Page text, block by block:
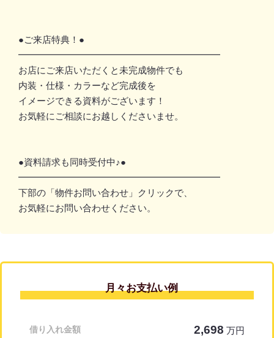
●ご来店特典！●
━━━━━━━━━━━━━━━━━━━━━━
お店にご来店いただくと未完成物件でも
内装・仕様・カラーなど完成後を
イメージできる資料がございます！
お気軽にご相談にお越しくださいませ。
●資料請求も同時受付中♪●
━━━━━━━━━━━━━━━━━━━━━━
下部の「物件お問い合わせ」クリックで、
お気軽にお問い合わせください。
月々お支払い例
借り入れ金額 2,698 万円